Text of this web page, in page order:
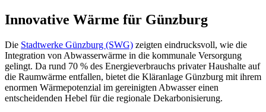
Innovative Wärme für Günzburg
Die Stadtwerke Günzburg (SWG) zeigten eindrucksvoll, wie die
Integration von Abwasserwärme in die kommunale Versorgung
gelingt. Da rund 70 % des Energieverbrauchs privater Haushalte auf
die Raumwärme entfallen, bietet die Kläranlage Günzburg mit ihrem
enormen Wärmepotenzial im gereinigten Abwasser einen
entscheidenden Hebel für die regionale Dekarbonisierung.